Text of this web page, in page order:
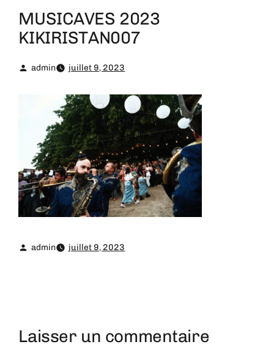
MUSICAVES 2023
KIKIRISTAN007
admin juillet 9, 2023
admin juillet 9, 2023
Laisser un commentaire